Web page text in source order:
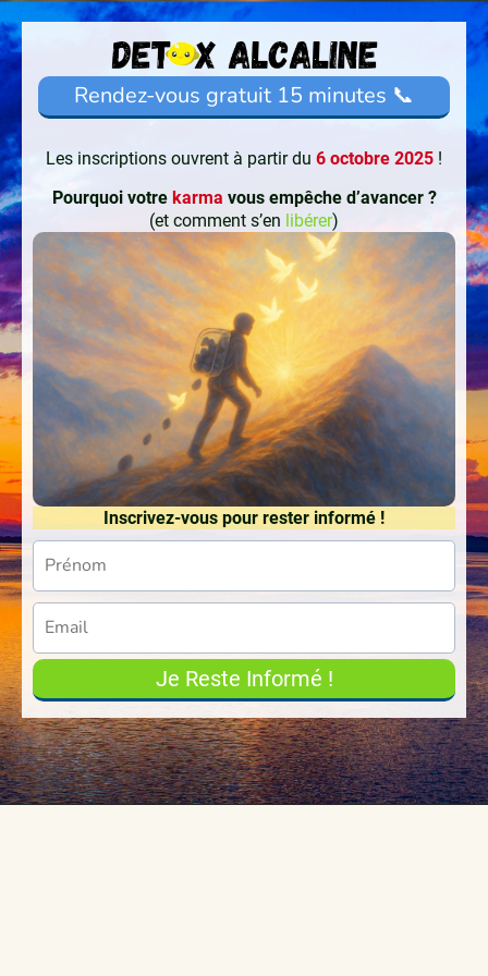
Rendez-vous gratuit 15 minutes 📞
Les inscriptions ouvrent à partir du 6 octobre 2025 !
Pourquoi votre karma vous empêche d’avancer ?
(et comment s’en libérer)
Inscrivez-vous pour rester informé !
Je Reste Informé !